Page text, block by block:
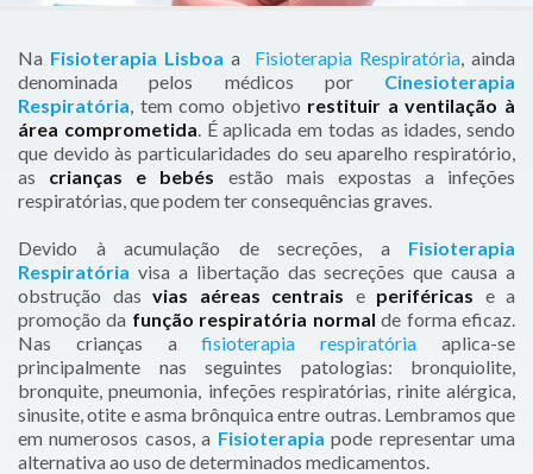
Na Fisioterapia Lisboa a Fisioterapia Respiratória , ainda
denominada pelos médicos por Cinesioterapia
Respiratória , tem como objetivo restituir a ventilação à
área comprometida . É aplicada em todas as idades, sendo
que devido às particularidades do seu aparelho respiratório,
as crianças e bebés estão mais expostas a infeções
respiratórias, que podem ter consequências graves.
Devido à acumulação de secreções, a Fisioterapia
Respiratória visa a libertação das secreções que causa a
obstrução das vias aéreas centrais eperiféricas e a
promoção da função respiratória normal de forma eficaz.
Nas crianças afisioterapia respiratória aplica-se
principalmente nas seguintes patologias: bronquiolite,
bronquite, pneumonia, infeções respiratórias, rinite alérgica,
sinusite, otite e asma brônquica entre outras. Lembramos que
em numerosos casos, a Fisioterapia pode representar uma
alternativa ao uso de determinados medicamentos.